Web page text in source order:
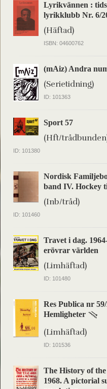
Lyrikvännen :
lyrikklubb Nr. 6/
(Häftad)
ISBN: 04600762
(mAiz) Andra
(Serietidning)
ID: 101363
Sport 57
(Hft/
ID: 101380
Nordisk
band IV. Hockey
(Inb/tråd)
ID: 101460
Travet i dag.
erövrar världen
(Limhäftad)
ID: 101480
Res Publica nr
Hemligheter
(Limhäftad)
ID: 101536
The History of
1968. A pictorial